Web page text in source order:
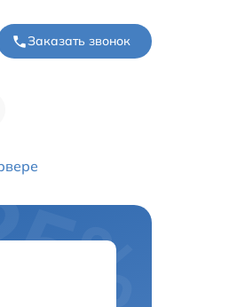
Заказать звонок